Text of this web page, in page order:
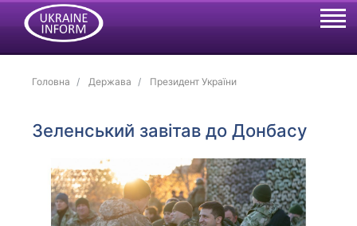
Головна Держава Президент України
Зеленський завітав до Донбасу